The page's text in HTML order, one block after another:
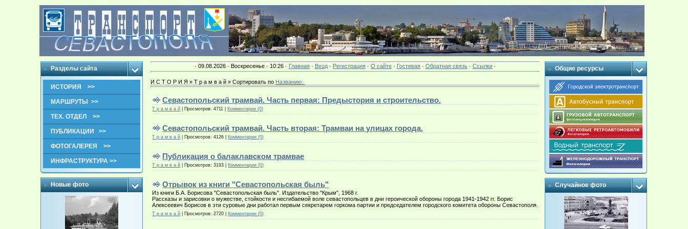
Разделы сайта
ИСТОРИЯ >>
МАРШРУТЫ >>
ТЕХ. ОТДЕЛ >>
ПУБЛИКАЦИИ >>
ФОТОГАЛЕРЕЯ >>
ИНФРАСТРУКТУРА >>
Новые фото
· 09.08.2026 · Воскресенье · 10:26 · Главная· Вход· Регистрация· О сайте· Гостевая· Обратная связь· Ссылки·
И С Т О Р И Я » Т р а м в а й »Сортировать по Названию
Севастопольский трамвай. Часть первая: Предыстория и строительство.
Т р а м в а й Просмотров: 4711 Комментарии (0)
Севастопольский трамвай. Часть вторая: Трамваи на улицах города.
Т р а м в а й Просмотров: 4126 Комментарии (0)
Публикация о балаклавском трамвае
Т р а м в а й Просмотров: 3193 Комментарии (0)
Отрывок из книги "Севастопольская быль"
Из книги Б.А. Борисова "Севастопольская быль". Издательство "Крым", 1968 г.
Рассказы и зарисовки о мужестве, стойкости и несгибаемой воле севастопольцев в дни героической обороны города 1941-1942 гг. Борис
Алексеевич Борисов в эти суровые дни работал первым секретарем горкома партии и председателем городского комитета обороны Севастополя.
Т р а м в а й Просмотров: 2720 Комментарии (0)
Общие ресурсы
Случайное фото